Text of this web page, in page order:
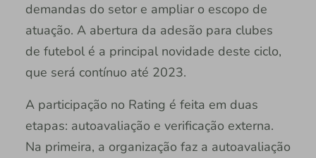
demandas do setor e ampliar o escopo de
atuação. A abertura da adesão para clubes
de futebol é a principal novidade deste ciclo,
que será contínuo até 2023.
A participação no Rating é feita em duas
etapas: autoavaliação e verificação externa.
Na primeira, a organização faz a autoavaliação